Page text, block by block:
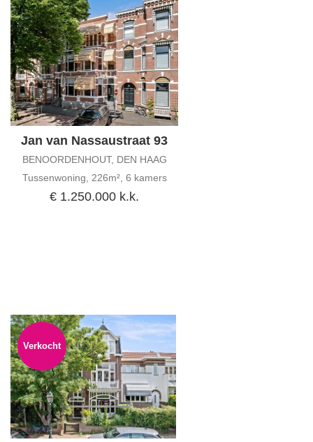
Jan van Nassaustraat 93
BENOORDENHOUT, DEN HAAG
Tussenwoning, 226m², 6 kamers
€ 1.250.000 k.k.
Verkocht